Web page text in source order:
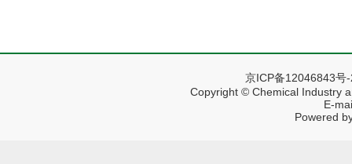
京ICP备12046843号
Copyright © Chemical Industry
E-
Powered